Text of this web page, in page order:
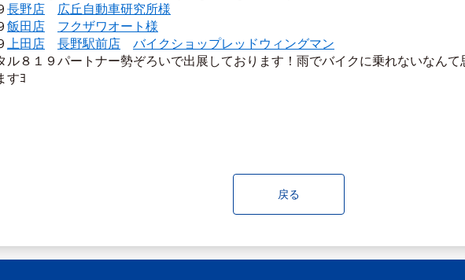
長野店
広丘自動車研究所様
飯田店
フクザワオート様
上田店 長野駅前店
バイクショップレッドウィングマン
ル８１９パートナー勢ぞろいで出展しております！雨でバイクに乗れないなん
すﾖ
戻る